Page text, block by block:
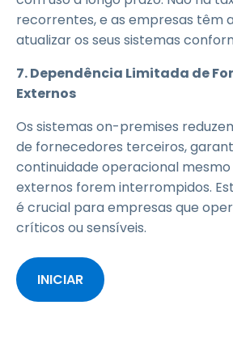
recorrentes, e as empresas têm
atualizar os seus sistemas
7. Dependência Limitada de
Externos
Os sistemas on-premises
de fornecedores terceiros,
continuidade operacional mesmo
externos forem interrompidos.
é crucial para empresas que
críticos ou sensíveis.
INICIAR